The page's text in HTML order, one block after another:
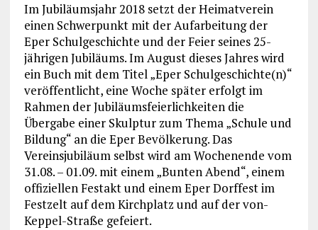
Im Jubiläumsjahr 2018 setzt der Heimatverein
einen Schwerpunkt mit der Aufarbeitung der
Eper Schulgeschichte und der Feier seines 25-
jährigen Jubiläums. Im August dieses Jahres wird
ein Buch mit dem Titel „Eper Schulgeschichte(n)“
veröffentlicht, eine Woche später erfolgt im
Rahmen der Jubiläumsfeierlichkeiten die
Übergabe einer Skulptur zum Thema „Schule und
Bildung“ an die Eper Bevölkerung. Das
Vereinsjubiläum selbst wird am Wochenende vom
31.08. – 01.09. mit einem „Bunten Abend“, einem
offiziellen Festakt und einem Eper Dorffest im
Festzelt auf dem Kirchplatz und auf der von-
Keppel-Straße gefeiert.